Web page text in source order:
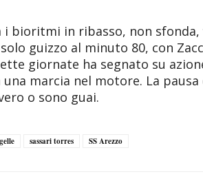
i bioritmi in ribasso, non
solo guizzo al minuto 80, con
giornate ha segnato su
una marcia nel motore. La
o sono guai.
sassari torres SS Arezzo